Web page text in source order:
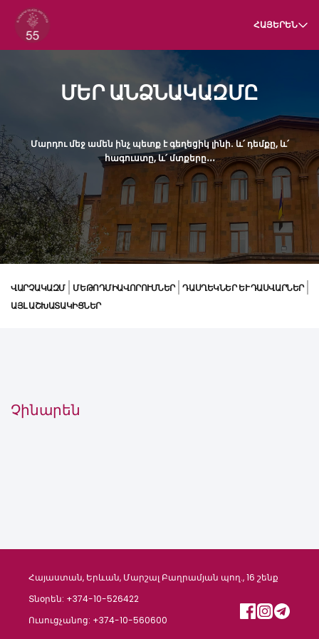
ՀԱՅԵՐԵՆ
ՄԵՐ ԱՆՁՆԱԿԱԶՄԸ
Մարդու մեջ ամեն ինչ պետք է գեղեցիկ լինի. և՛ դեմքը, և՛
հագուստը, և՛ մտքերը․․․
ՎԱՐՉԱԿԱԶՄ ՄԵԹՈԴՄԻԱՎՈՐՈՒՄՆԵՐ
ԴԱՍՂԵԿՆԵՐ ԵՒ ԴԱՍՎԱՐՆԵՐ
ԱՅԼ ԱՇԽԱՏԱԿԻՑՆԵՐ
Չինարեն
Հայաստան, Երևան, Մարշալ Բաղրամյան պող., 16 շենք
Տնօրեն: +374-10-526422
Ուսուցչանոց: +374-10-560600